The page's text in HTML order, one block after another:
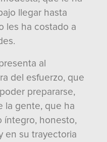
llegar hasta
les ha costado a
al
del esfuerzo, que
prepararse,
la gente, que ha
íntegro, honesto,
en su trayectoria